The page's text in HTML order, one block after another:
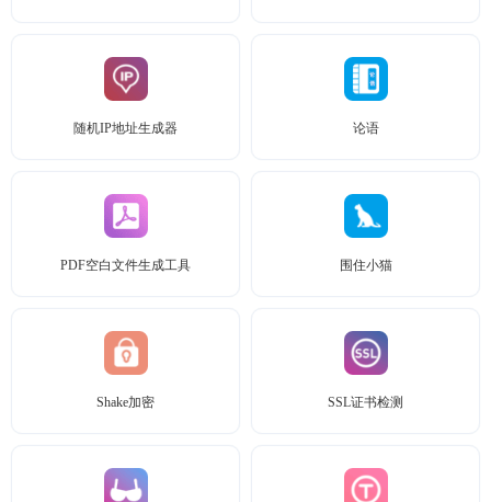
随机IP地址生成器 论语
PDF空白文件生成工具 围住小猫
Shake加密 SSL证书检测